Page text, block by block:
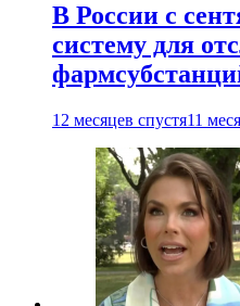
В России с
систему для
12 месяцев спустя11